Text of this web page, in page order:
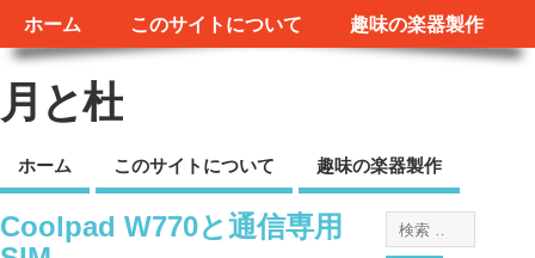
ホーム このサイトについて 趣味の楽器製作
月と杜
ホーム このサイトについて 趣味の楽器製作
Coolpad W770と通信専用